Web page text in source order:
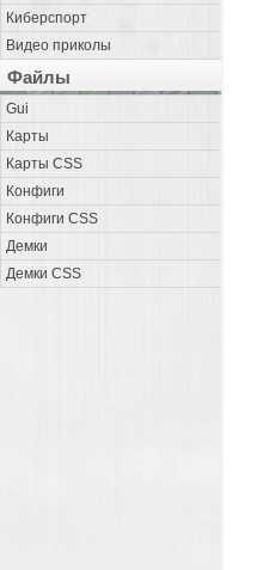
Киберспорт
Видео приколы
Файлы
Gui
Карты
Карты CSS
Конфиги
Конфиги CSS
Демки
Демки CSS